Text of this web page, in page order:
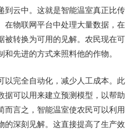
到云中。这就是智能温室真正比传
在物联网平台中处理大量数据，在
被转换为可用的见解。农民现在可
和先进的方式来照料他的作物。
以完全自动化，减少人工成本。此
据可以用来建立预测模型，以帮助
而言之，智能温室使农民可以利用
的深刻见解。这直接提高了生产效